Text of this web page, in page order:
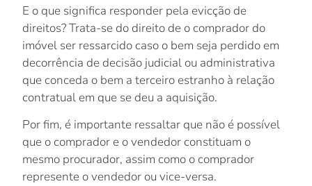
E o que significa responder pela evicção de
direitos? Trata-se do direito de o comprador do
imóvel ser ressarcido caso o bem seja perdido em
decorrência de decisão judicial ou administrativa
que conceda o bem a terceiro estranho à relação
contratual em que se deu a aquisição.
Por fim, é importante ressaltar que não é possível
que o comprador e o vendedor constituam o
mesmo procurador, assim como o comprador
represente o vendedor ou vice-versa.